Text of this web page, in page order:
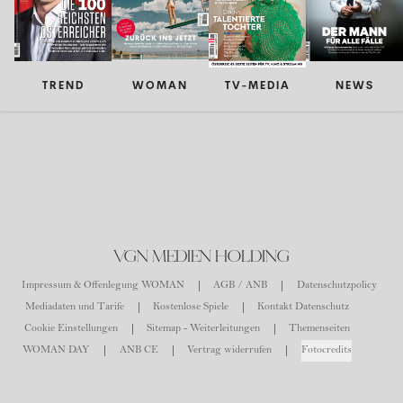
TREND WOMAN TV-MEDIA NEWS
VGN MEDIEN HOLDING
Impressum & Offenlegung WOMAN AGB / ANB
Datenschutzpolicy
Mediadaten und Tarife
Kostenlose Spiele
Kontakt Datenschutz
Cookie Einstellungen
Sitemap - Weiterleitungen
Themenseiten
WOMAN DAY
ANB CE Vertrag widerrufen Fotocredits